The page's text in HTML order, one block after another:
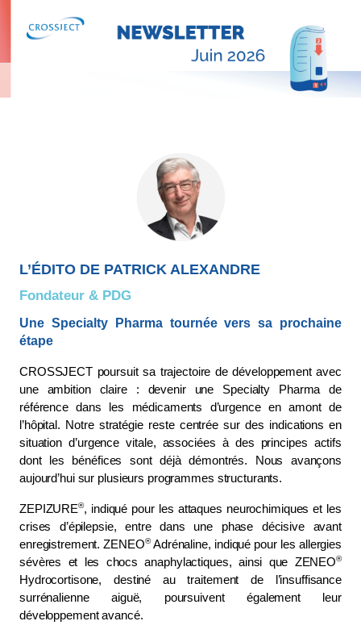
L’ÉDITO DE PATRICK ALEXANDRE
Fondateur & PDG
Une Specialty Pharma tournée vers sa prochaine
étape
CROSSJECT poursuit sa trajectoire de développement avec
une ambition claire : devenir une Specialty Pharma de
référence dans les médicaments d’urgence en amont de
l’hôpital. Notre stratégie reste centrée sur des indications en
situation d’urgence vitale, associées à des principes actifs
dont les bénéfices sont déjà démontrés. Nous avançons
aujourd’hui sur plusieurs programmes structurants.
ZEPIZURE®, indiqué pour les attaques neurochimiques et les
crises d’épilepsie, entre dans une phase décisive avant
enregistrement. ZENEO® Adrénaline, indiqué pour les allergies
sévères et les chocs anaphylactiques, ainsi que ZENEO®
Hydrocortisone, destiné au traitement de l’insuffisance
surrénalienne aiguë, poursuivent également leur
développement avancé.